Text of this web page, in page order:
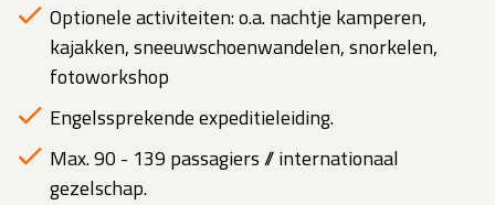
Optionele activiteiten: o.a. nachtje kamperen,
kajakken, sneeuwschoenwandelen, snorkelen,
fotoworkshop
Engelssprekende expeditieleiding.
Max. 90 - 139 passagiers // internationaal
gezelschap.